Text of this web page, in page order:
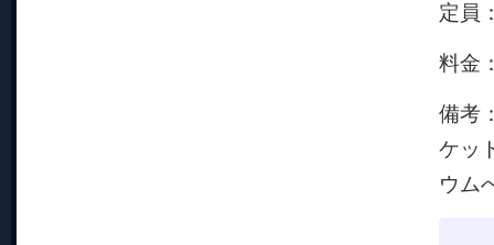
定員
料金
備考
ケッ
ウム